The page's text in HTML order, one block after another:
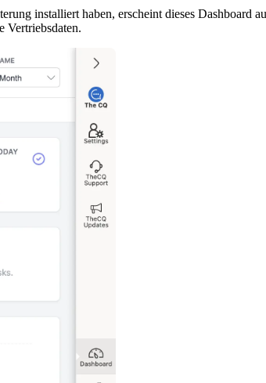
installiert haben, erscheint dieses Dashboard
Vertriebsdaten.